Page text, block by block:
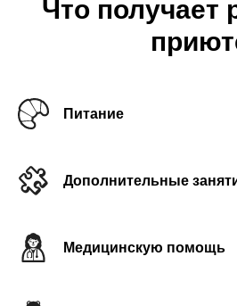
Что получает
Питание
Дополнительные
Медицинскую помощь